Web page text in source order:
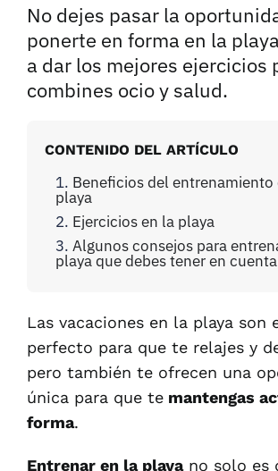
No dejes pasar la
ponerte en forma en la
a dar los mejores ejercicios
combines ocio y salud.
CONTENIDO DEL ARTÍCULO
Beneficios del entrenamiento
playa
Ejercicios en la playa
Algunos consejos para
playa que debes tener en cuenta
Las vacaciones en la playa son
perfecto para que te relajes y
pero también te ofrecen una
única para que temantengas
forma.
Entrenar en la playano solo es